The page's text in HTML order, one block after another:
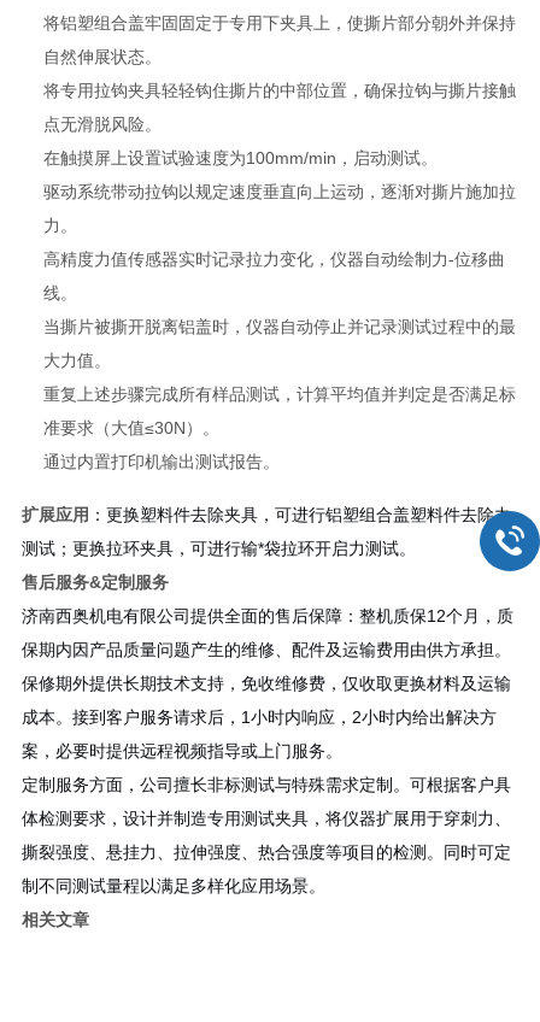
将铝塑组合盖牢固固定于专用下夹具上，使撕片部分朝外并保持
自然伸展状态。
将专用拉钩夹具轻轻钩住撕片的中部位置，确保拉钩与撕片接触
点无滑脱风险。
在触摸屏上设置试验速度为100mm/min，启动测试。
驱动系统带动拉钩以规定速度垂直向上运动，逐渐对撕片施加拉
力。
高精度力值传感器实时记录拉力变化，仪器自动绘制力-位移曲
线。
当撕片被撕开脱离铝盖时，仪器自动停止并记录测试过程中的最
大力值。
重复上述步骤完成所有样品测试，计算平均值并判定是否满足标
准要求（大值≤30N）。
通过内置打印机输出测试报告。
扩展应用 ：更换塑料件去除夹具，可进行铝塑组合盖塑料件去除力
测试；更换拉环夹具，可进行输*袋拉环开启力测试。
售后服务&定制服务
济南西奥机电有限公司提供全面的售后保障：整机质保12个月，质
保期内因产品质量问题产生的维修、配件及运输费用由供方承担。
保修期外提供长期技术支持，免收维修费，仅收取更换材料及运输
成本。接到客户服务请求后，1小时内响应，2小时内给出解决方
案，必要时提供远程视频指导或上门服务。
定制服务方面，公司擅长非标测试与特殊需求定制。可根据客户具
体检测要求，设计并制造专用测试夹具，将仪器扩展用于穿刺力、
撕裂强度、悬挂力、拉伸强度、热合强度等项目的检测。同时可定
制不同测试量程以满足多样化应用场景。
相关文章